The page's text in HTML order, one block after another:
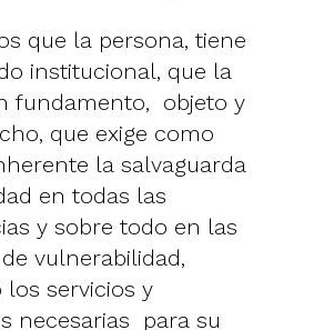
que la persona, tiene
institucional, que la
fundamento, objeto y
que exige como
la salvaguarda
en todas las
y sobre todo en las
vulnerabilidad,
servicios y
necesarias para su